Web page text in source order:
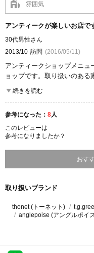
雰囲気
アンティークが楽しいお店で
30代男性さん
2013/10 訪問 (2016/05/11)
アンティークショップメニュ
ョップです。取り扱いのあ
キッチン関係の家具に加えて
これらが所狭しと並べられ
集めていると言う人には非常
アンティークショップメニュ
たまにフランスなども混ざり
ここが良かった
続きを読む
参考になった： 8人
このレビューは
参考になりましたか？
おす
取り扱いブランド
thonet (トーネット)
anglepoise (アングルポイ